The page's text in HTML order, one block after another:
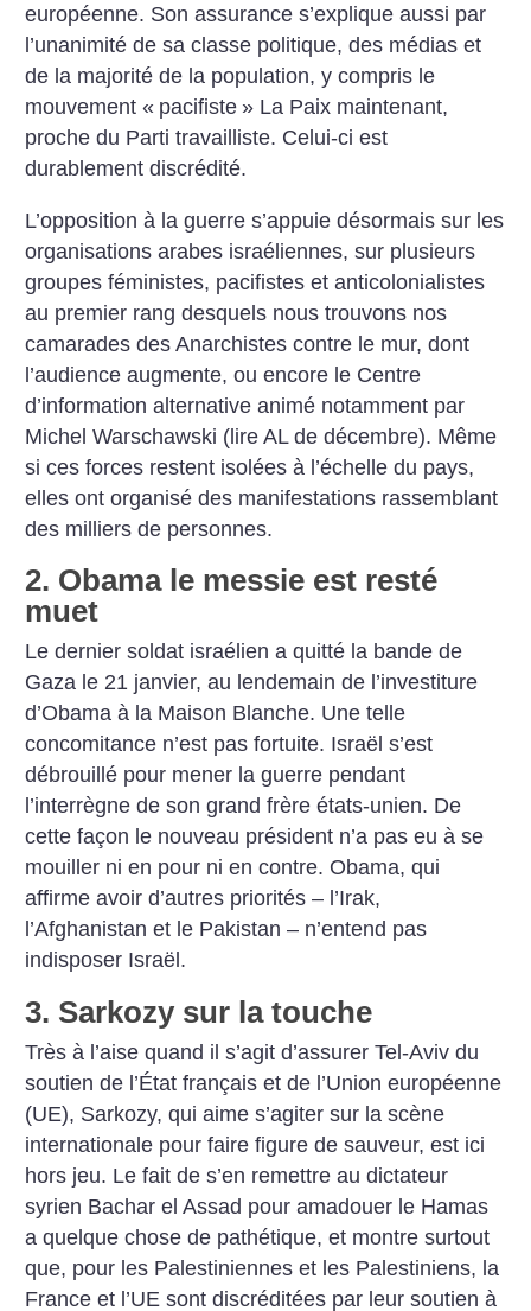
européenne. Son assurance s’explique aussi par
l’unanimité de sa classe politique, des médias et
de la majorité de la population, y compris le
mouvement « pacifiste » La Paix maintenant,
proche du Parti travailliste. Celui-ci est
durablement discrédité.
L’opposition à la guerre s’appuie désormais sur les
organisations arabes israéliennes, sur plusieurs
groupes féministes, pacifistes et anticolonialistes
au premier rang desquels nous trouvons nos
camarades des Anarchistes contre le mur, dont
l’audience augmente, ou encore le Centre
d’information alternative animé notamment par
Michel Warschawski (lire AL de décembre). Même
si ces forces restent isolées à l’échelle du pays,
elles ont organisé des manifestations rassemblant
des milliers de personnes.
2. Obama le messie est resté
muet
Le dernier soldat israélien a quitté la bande de
Gaza le 21 janvier, au lendemain de l’investiture
d’Obama à la Maison Blanche. Une telle
concomitance n’est pas fortuite. Israël s’est
débrouillé pour mener la guerre pendant
l’interrègne de son grand frère états-unien. De
cette façon le nouveau président n’a pas eu à se
mouiller ni en pour ni en contre. Obama, qui
affirme avoir d’autres priorités – l’Irak,
l’Afghanistan et le Pakistan – n’entend pas
indisposer Israël.
3. Sarkozy sur la touche
Très à l’aise quand il s’agit d’assurer Tel-Aviv du
soutien de l’État français et de l’Union européenne
(UE), Sarkozy, qui aime s’agiter sur la scène
internationale pour faire figure de sauveur, est ici
hors jeu. Le fait de s’en remettre au dictateur
syrien Bachar el Assad pour amadouer le Hamas
a quelque chose de pathétique, et montre surtout
que, pour les Palestiniennes et les Palestiniens, la
France et l’UE sont discréditées par leur soutien à